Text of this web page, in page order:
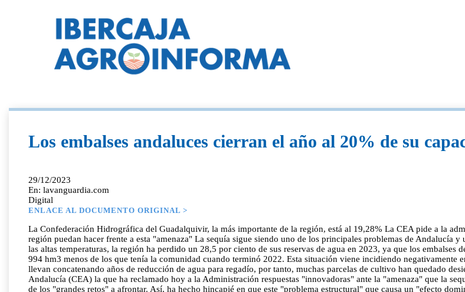
Los embalses andaluces cierran el año al 20% de su
29/12/2023
En: lavanguardia.com
Digital
ENLACE AL DOCUMENTO ORIGINAL >
La Confederación Hidrográfica del Guadalquivir, la más importante de la región, está al 19,28% La CEA pide a la
región puedan hacer frente a esta "amenaza" La sequía sigue siendo uno de los principales problemas de Andalucía
las altas temperaturas, la región ha perdido un 28,5 por ciento de sus reservas de agua en 2023, ya que los
994 hm3 menos de los que tenía la comunidad cuando terminó 2022. Esta situación viene incidiendo negativamente
llevan concatenando años de reducción de agua para regadío, por tanto, muchas parcelas de cultivo han quedado
Andalucía (CEA) la que ha reclamado hoy a la Administración respuestas "innovadoras" ante la "amenaza" que la
de los "grandes retos" a afrontar. Así, ha hecho hincapié en que este "problema estructural" que causa un "efecto